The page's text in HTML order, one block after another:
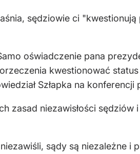
sędziowie ci "kwestionują
oświadczenie pana
kwestionować status
Szłapka na konferencji
zasad niezawisłości sędziów
sądy są niezależne i